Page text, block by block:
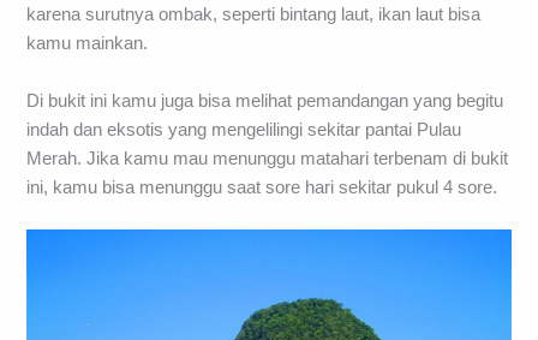
karena surutnya ombak, seperti bintang laut, ikan laut bisa
kamu mainkan.
Di bukit ini kamu juga bisa melihat pemandangan yang begitu
indah dan eksotis yang mengelilingi sekitar pantai Pulau
Merah. Jika kamu mau menunggu matahari terbenam di bukit
ini, kamu bisa menunggu saat sore hari sekitar pukul 4 sore.